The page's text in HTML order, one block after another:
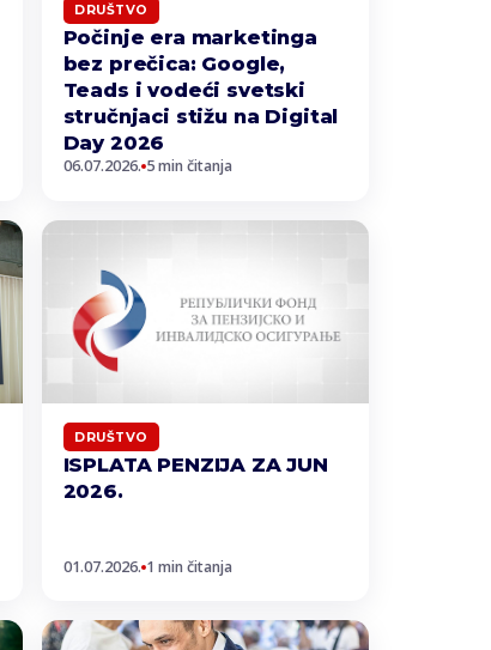
DRUŠTVO
Počinje era marketinga
bez prečica: Google,
Teads i vodeći svetski
stručnjaci stižu na Digital
Day 2026
06.07.2026. 5 min čitanja
DRUŠTVO
ISPLATA PENZIJA ZA JUN
2026.
01.07.2026. 1 min čitanja